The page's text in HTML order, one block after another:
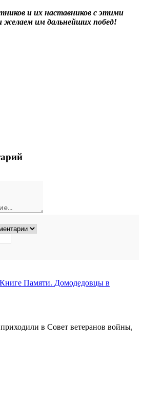
и их наставников с этими
желаем им дальнейших побед!
Памяти. Домодедовцы в
в Совет ветеранов войны,